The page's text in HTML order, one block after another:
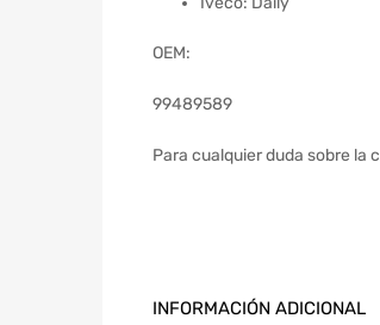
OEM:
99489589
Para cualquier duda sobre la
INFORMACIÓN ADICIONAL